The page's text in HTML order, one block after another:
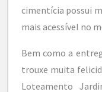
cimentícia possui
mais acessível no
Bem como a
trouxe muita
Loteamento